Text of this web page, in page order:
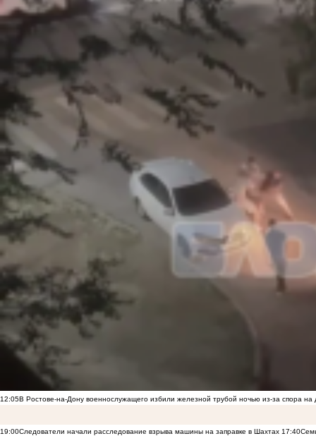
12:05В Ростове-на-Дону военнослужащего избили железной трубой ночью из-за спора на
19:00Следователи начали расследование взрыва машины на заправке в Шахтах 17:40